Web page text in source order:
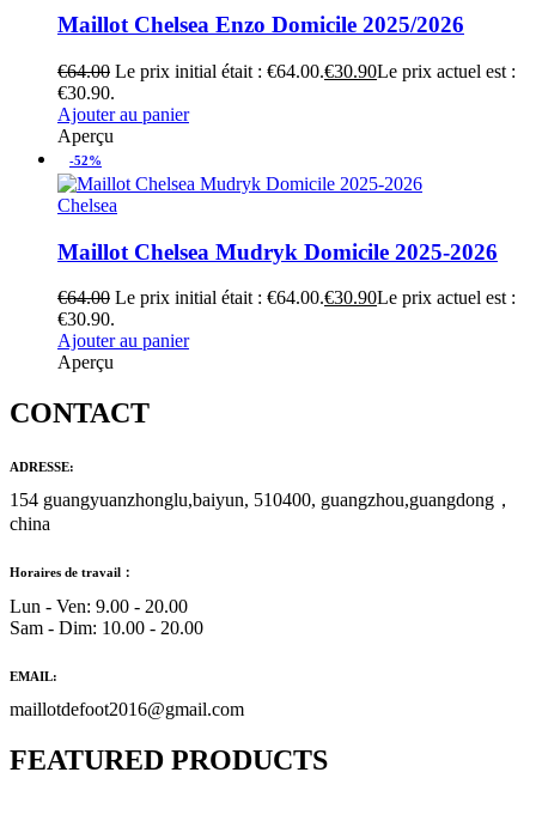
Maillot Chelsea Enzo Domicile 2025/2026
€64.00 Le prix initial était : €64.00.€30.90Le prix actuel est :
€30.90.
Ajouter au panier
Aperçu
-52%
Chelsea
Maillot Chelsea Mudryk Domicile 2025-2026
€64.00 Le prix initial était : €64.00.€30.90Le prix actuel est :
€30.90.
Ajouter au panier
Aperçu
CONTACT
ADRESSE:
154 guangyuanzhonglu,baiyun, 510400, guangzhou,guangdong，
china
Horaires de travail：
Lun - Ven: 9.00 - 20.00
Sam - Dim: 10.00 - 20.00
EMAIL:
maillotdefoot2016@gmail.com
FEATURED PRODUCTS